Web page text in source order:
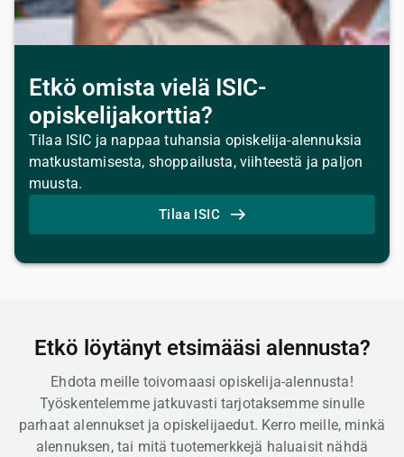
Etkö omista vielä ISIC-
opiskelijakorttia?
Tilaa ISIC ja nappaa tuhansia opiskelija-alennuksia
matkustamisesta, shoppailusta, viihteestä ja paljon
muusta.
Tilaa ISIC
Etkö löytänyt etsimääsi alennusta?
Ehdota meille toivomaasi opiskelija-alennusta!
Työskentelemme jatkuvasti tarjotaksemme sinulle
parhaat alennukset jaopiskelijaedut. Kerro meille, minkä
alennuksen,tai mitä tuotemerkkejä haluaisit nähdä